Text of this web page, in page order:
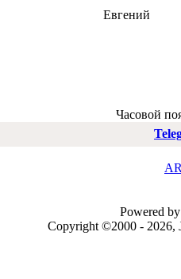
Евгений
Часовой
Powered
Copyright ©2000 - 2026,